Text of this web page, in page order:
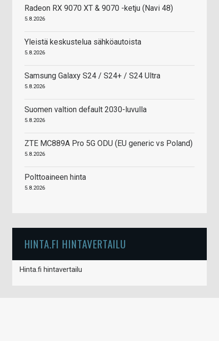
Radeon RX 9070 XT & 9070 -ketju (Navi 48)
5.8.2026
Yleistä keskustelua sähköautoista
5.8.2026
Samsung Galaxy S24 / S24+ / S24 Ultra
5.8.2026
Suomen valtion default 2030-luvulla
5.8.2026
ZTE MC889A Pro 5G ODU (EU generic vs Poland)
5.8.2026
Polttoaineen hinta
5.8.2026
HINTA.FI HINTAVERTAILU
Hinta.fi hintavertailu